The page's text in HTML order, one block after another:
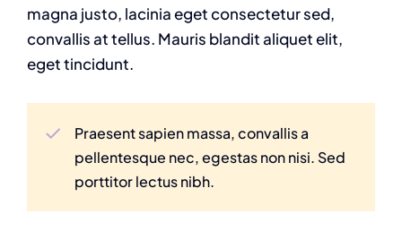
magna justo, lacinia eget consectetur sed,
convallis at tellus. Mauris blandit aliquet elit,
eget tincidunt.
Praesent sapien massa, convallis a
pellentesque nec, egestas non nisi. Sed
porttitor lectus nibh.